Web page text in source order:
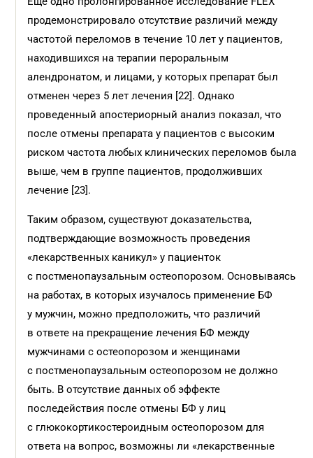
продемонстрировало отсутствие различий между
частотой переломов в течение 10 лет у пациентов,
находившихся на терапии пероральным
алендронатом, и лицами, у которых препарат был
отменен через 5 лет лечения [22]. Однако
проведенный апостериорный анализ показал, что
после отмены препарата у пациентов с высоким
риском частота любых клинических переломов была
выше, чем в группе пациентов, продолживших
лечение [23].
Таким образом, существуют доказательства,
подтверждающие возможность проведения
«лекарственных каникул» у пациенток
с постменопаузальным остеопорозом. Основываясь
на работах, в которых изучалось применение БФ
у мужчин, можно предположить, что различий
в ответе на прекращение лечения БФ между
мужчинами с остеопорозом и женщинами
с постменопаузальным остеопорозом не должно
быть. В отсутствие данных об эффекте
последействия после отмены БФ у лиц
с глюкокортикостероидным остеопорозом для
ответа на вопрос, возможны ли «лекарственные